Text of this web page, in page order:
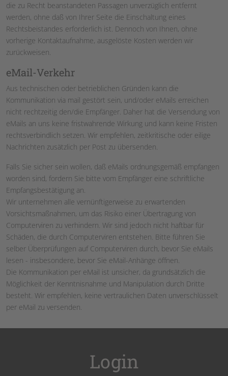
die zu Recht beanstandeten Passagen unverzüglich entfernt
werden, ohne daß von Ihrer Seite die Einschaltung eines
Rechtsbeistandes erforderlich ist. Dennoch von Ihnen, ohne
vorherige Kontaktaufnahme, ausgelöste Kosten werden wir
zurückweisen.
eMail-Verkehr
Aus technischen oder betrieblichen Gründen kann die
Kommunikation via mail gestört sein, und/oder eMails erreichen
nicht rechtzeitig den/die Empfänger. Daher hat die Versendung von
eMails an uns keine fristwahrende Wirkung und kann keine Fristen
rechtsverbindlich setzen. Wir empfehlen, zeitkritische oder eilige
Nachrichten zusätzlich per Post zu übersenden.
Falls Sie sicher sein wollen, daß eMails ordnungsgemäß empfangen
worden sind, fordern Sie bitte vom Empfänger eine schriftliche
Empfangsbestätigung an.
Wir unternehmen alle vernünftigerweise zu erwartenden
Vorsichtsmaßnahmen, um das Risiko einer Übertragung von
Computerviren zu verhindern. Wir sind jedoch nicht haftbar für
Schäden, die durch Computerviren entstehen. Bitte führen Sie
selber Überprüfungen auf Computerviren durch, bevor Sie eMails
lesen - insbesondere, bevor Sie eMail-Anhänge öffnen.
Die Kommunikation per eMail ist unsicher, da grundsätzlich die
Möglichkeit der Kenntnisnahme und Manipulation durch Dritte
besteht. Wir empfehlen, keine vertraulichen Daten unverschlüsselt
per eMail zu versenden.
Login